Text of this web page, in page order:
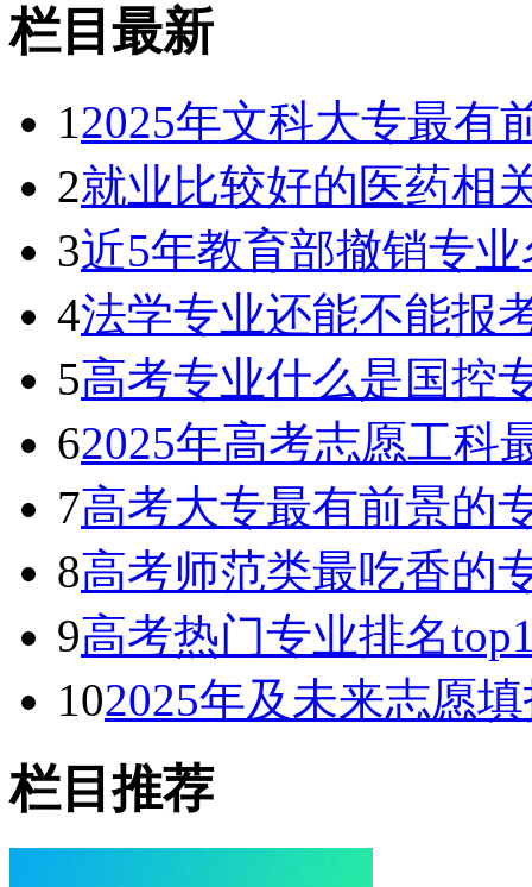
栏目最新
1 2025年文科大专最有
2就业比较好的医药相
3近5年教育部撤销专
4法学专业还能不能报
5高考专业什么是国控
62025年高考志愿工科
7高考大专最有前景的
8高考师范类最吃香的
9高考热门专业排名
102025年及未来志愿
栏目推荐